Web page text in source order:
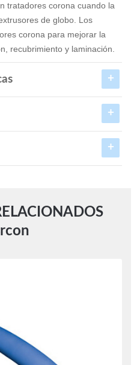
tratadores corona cuando la
de globo. Los
corona para mejorar la
recubrimiento y laminación.